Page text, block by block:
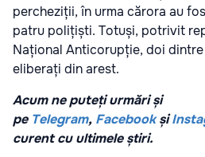
percheziții, în urma cărora au
patru polițiști. Totuși, potrivit
Național Anticorupție, doi
eliberați din arest.
Acum ne puteți urmări și
pe Telegram, Facebook și
curent cu ultimele știri.